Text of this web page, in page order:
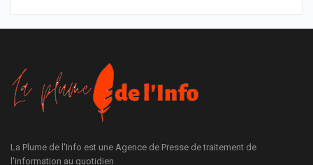
La Plume de l'Info est une Agence de Presse de traitement de
l'information au quotidien